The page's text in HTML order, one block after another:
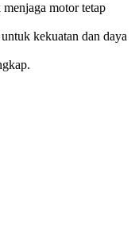
motor tetap
kekuatan dan daya